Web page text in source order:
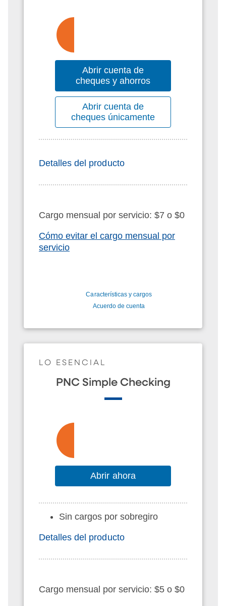
Abrir cuenta de
cheques y ahorros
Abrir cuenta de
cheques únicamente
Detalles del producto
Cargo mensual por servicio: $7 o $0
Cómo evitar el cargo mensual por
servicio
Características y cargos
Acuerdo de cuenta
LO ESENCIAL
PNC Simple Checking
Abrir ahora
Sin cargos por sobregiro
Detalles del producto
Cargo mensual por servicio: $5 o $0